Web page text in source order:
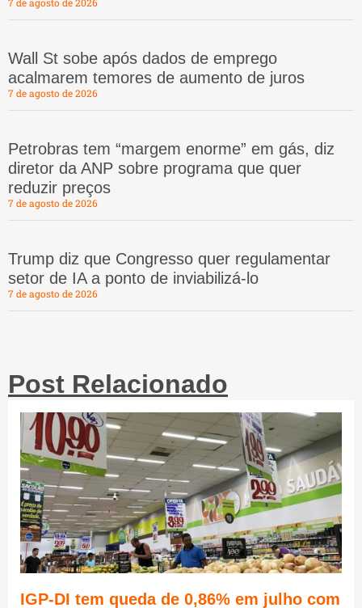
Wall St sobe após dados de emprego
acalmarem temores de aumento de juros
7 de agosto de 2026
Petrobras tem “margem enorme” em gás, diz
diretor da ANP sobre programa que quer
reduzir preços
7 de agosto de 2026
Trump diz que Congresso quer regulamentar
setor de IA a ponto de inviabilizá-lo
7 de agosto de 2026
Post Relacionado
IGP-DI tem queda de 0,86% em julho com